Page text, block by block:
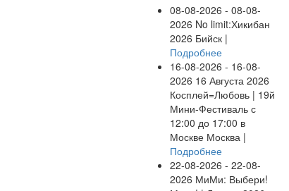
08-08-2026 - 08-08-
2026 No limit:Хикибан
2026 Бийск |
Подробнее
16-08-2026 - 16-08-
2026 16 Августа 2026
Косплей=Любовь | 19й
Мини-Фестиваль с
12:00 до 17:00 в
Москве Москва |
Подробнее
22-08-2026 - 22-08-
2026 МиМи: Выбери!